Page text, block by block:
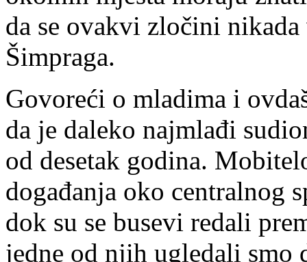
da se ovakvi zločini
Šimpraga.
Govoreći o mladima i
da je daleko najmlađi
od desetak godina.
događanja oko centralnog
dok su se busevi redali
jedne od njih ugledali smo